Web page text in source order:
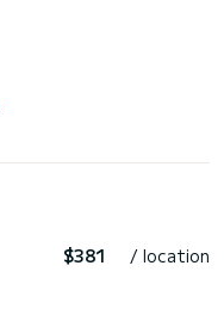
$381 / location